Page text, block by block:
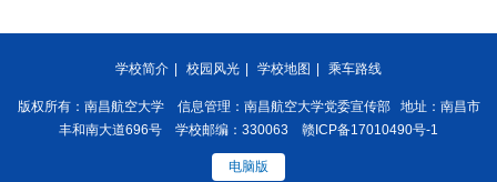
学校简介 校园风光 学校地图 乘车路线
版权所有：南昌航空大学 信息管理：南昌航空大学党委宣传部 地址：南昌市
丰和南大道696号 学校邮编：330063 赣ICP备17010490号-1
电脑版